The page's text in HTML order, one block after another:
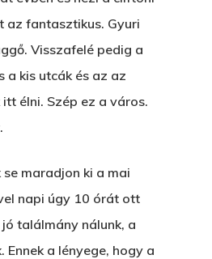
az fantasztikus. Gyuri
Visszafelé pedig a
a kis utcák és az az
élni. Szép ez a város.
maradjon ki a mai
napi úgy 10 órát ott
találmány nálunk, a
Ennek a lényege, hogy a